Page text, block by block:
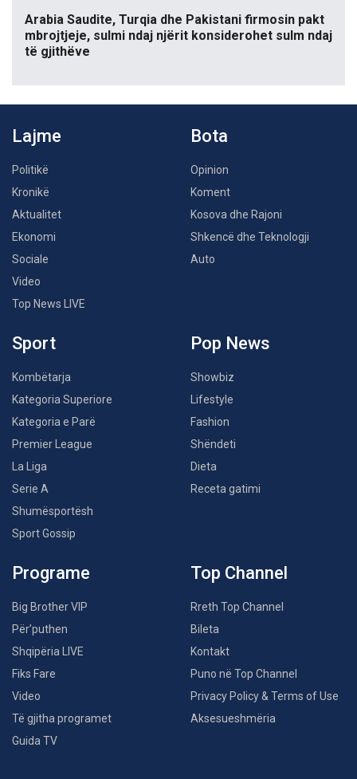
Arabia Saudite, Turqia dhe Pakistani firmosin pakt
mbrojtjeje, sulmi ndaj njërit konsiderohet sulm ndaj
të gjithëve
Lajme
Politikë
Kronikë
Aktualitet
Ekonomi
Sociale
Video
Top News LIVE
Bota
Opinion
Koment
Kosova dhe Rajoni
Shkencë dhe Teknologji
Auto
Sport
Kombëtarja
Kategoria Superiore
Kategoria e Parë
Premier League
La Liga
Serie A
Shumësportësh
Sport Gossip
Pop News
Showbiz
Lifestyle
Fashion
Shëndeti
Dieta
Receta gatimi
Programe
Big Brother VIP
Për’puthen
Shqipëria LIVE
Fiks Fare
Video
Të gjitha programet
Guida TV
Top Channel
Rreth Top Channel
Bileta
Kontakt
Puno në Top Channel
Privacy Policy & Terms of Use
Aksesueshmëria